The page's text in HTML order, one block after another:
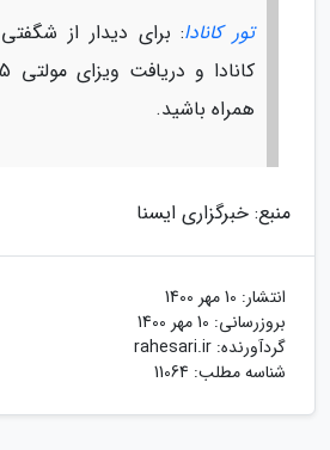
تور کانادا: برای دیدار از
همراه باشید.
منبع: خبرگزاری ایسنا
انتشار: 10 مهر 1400
بروزرسانی: 10 مهر 1400
گردآورنده: rahesari.ir
شناسه مطلب: 11064